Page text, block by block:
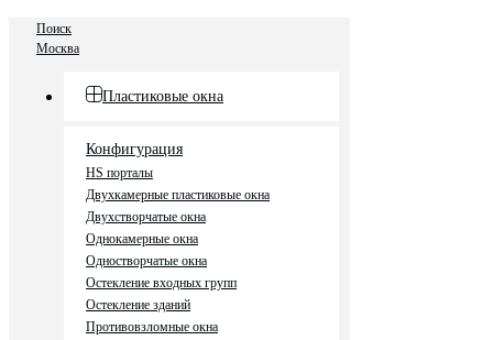
Поиск
Москва
Пластиковые окна
Конфигурация
HS порталы
Двухкамерные пластиковые окна
Двухстворчатые окна
Однокамерные окна
Одностворчатые окна
Остекление входных групп
Остекление зданий
Противовзломные окна